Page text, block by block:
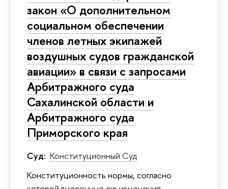
закон «О дополнительном
социальном обеспечении
членов летных экипажей
воздушных судов гражданской
авиации» в связи с запросами
Арбитражного суда
Сахалинской области и
Арбитражного суда
Приморского края
Суд: Конституционный Суд
Конституционность нормы, согласно